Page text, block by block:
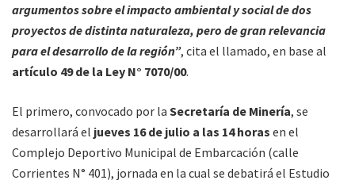
argumentos sobre el impacto ambiental y social de dos
proyectos de distinta naturaleza, pero de gran relevancia
para el desarrollo de la región”, cita el llamado, en base al
artículo 49 de la Ley N° 7070/00.
El primero, convocado por la Secretaría de Minería, se
desarrollará el jueves 16 de julio a las 14 horas en el
Complejo Deportivo Municipal de Embarcación (calle
Corrientes N° 401), jornada en la cual se debatirá el Estudio